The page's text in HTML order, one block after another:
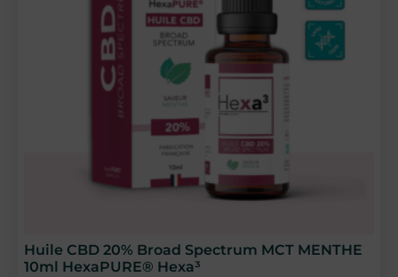
Huile CBD 20% Broad Spectrum MCT MENTHE
10ml HexaPURE® Hexa³